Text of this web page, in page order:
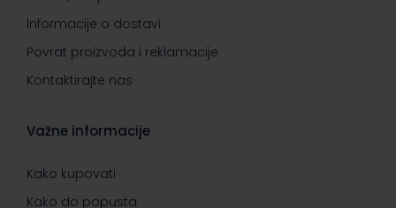
Informacije o dostavi
Povrat proizvoda i reklamacije
Kontaktirajte nas
Važne informacije
Kako kupovati
Kako do popusta